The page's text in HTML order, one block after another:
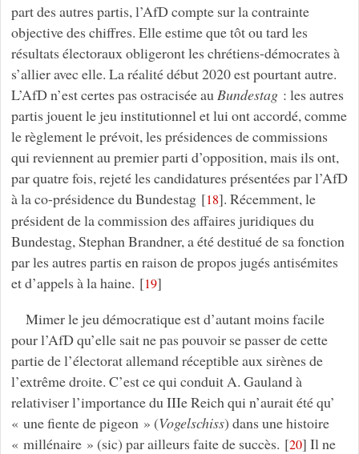
part des autres partis, l’AfD compte sur la contrainte
objective des chiffres. Elle estime que tôt ou tard les
résultats électoraux obligeront les chrétiens-démocrates à
s’allier avec elle. La réalité début 2020 est pourtant autre.
L’AfD n’est certes pas ostracisée auBundestag: les autres
partis jouent le jeu institutionnel et lui ont accordé, comme
le règlement le prévoit, les présidences de commissions
qui reviennent au premier parti d’opposition, mais ils ont,
par quatre fois, rejeté les candidatures présentées par l’AfD
à la co-présidence du Bundestag[18]. Récemment, le
président de la commission des affaires juridiques du
Bundestag, Stephan Brandner, a été destitué de sa fonction
par les autres partis en raison de propos jugés antisémites
et d’appels à la haine. [19]
Mimer le jeu démocratique est d’autant moins facile
pour l’AfD qu’elle sait ne pas pouvoir se passer de cette
partie de l’électorat allemand réceptible aux sirènes de
l’extrême droite. C’est ce qui conduit A. Gauland à
relativiser l’importance du IIIe Reich qui n’aurait été qu’
« une fiente de pigeon » (Vogelschiss) dans une histoire
« millénaire » (sic) par ailleurs faite de succès. [20] Il ne